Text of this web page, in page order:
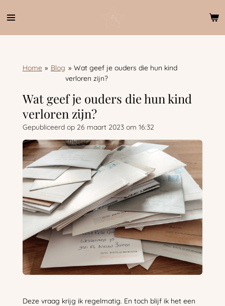
direct
Home » Blog » Wat geef je ouders die hun kind
verloren zijn?
Wat geef je ouders die hun kind
verloren zijn?
Gepubliceerd op 26 maart 2023 om 16:32
Deze vraag krijg ik regelmatig. En toch blijf ik het een